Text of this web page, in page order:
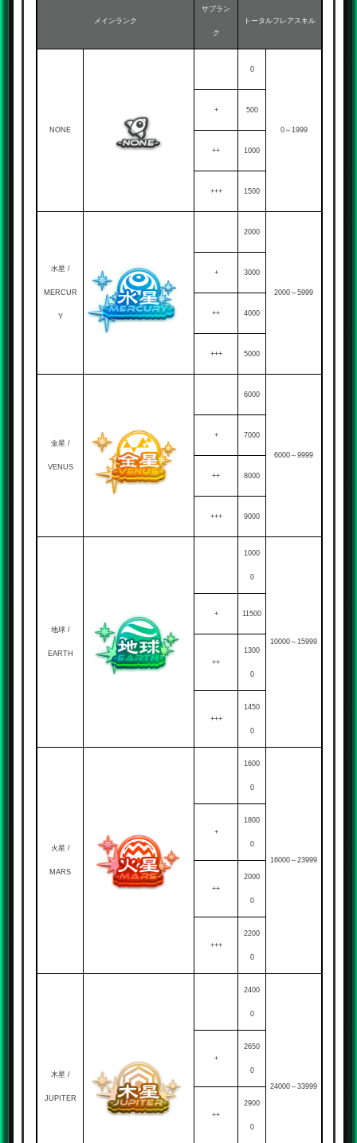
メインランク
サブラン
ク
トータルフレアスキル
NONE
0
0～1999
+ 500
++ 1000
+++ 1500
水星 /
MERCUR
Y
2000
2000～5999
+ 3000
++ 4000
+++ 5000
金星 /
VENUS
6000
6000～9999
+ 7000
++ 8000
+++ 9000
地球 /
EARTH
1000
0
10000～15999
+ 11500
++
1300
0
+++
1450
0
火星 /
MARS
1600
0
16000～23999
+
1800
0
++
2000
0
+++
2200
0
木星 /
JUPITER
2400
0
24000～33999
+
2650
0
++
2900
0